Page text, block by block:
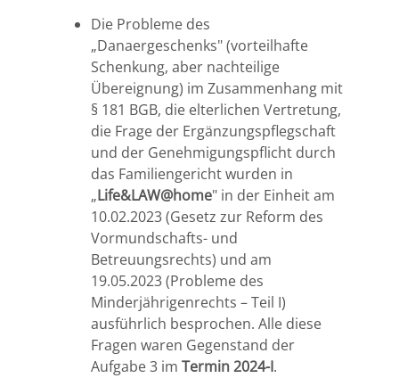
Die Probleme des
„Danaergeschenks" (vorteilhafte
Schenkung, aber nachteilige
Übereignung) im Zusammenhang mit
§ 181 BGB, die elterlichen Vertretung,
die Frage der Ergänzungspflegschaft
und der Genehmigungspflicht durch
das Familiengericht wurden in
„Life&LAW@home" in der Einheit am
10.02.2023 (Gesetz zur Reform des
Vormundschafts- und
Betreuungsrechts) und am
19.05.2023 (Probleme des
Minderjährigenrechts – Teil I)
ausführlich besprochen. Alle diese
Fragen waren Gegenstand der
Aufgabe 3 imTermin 2024-I.